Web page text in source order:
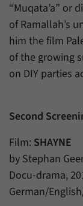
“Muqata’a” or
of Ramallah’s
him the film
of the growing
on DIY parties
Second
Film: SHAYNE
by Stephan
Docu-drama,
German/
Zweck
Anbieter
Laufzeit
Zweck